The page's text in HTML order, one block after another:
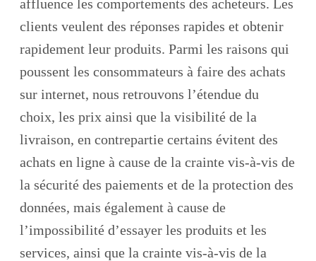
affluence les comportements des acheteurs. Les
clients veulent des réponses rapides et obtenir
rapidement leur produits. Parmi les raisons qui
poussent les consommateurs à faire des achats
sur internet, nous retrouvons l’étendue du
choix, les prix ainsi que la visibilité de la
livraison, en contrepartie certains évitent des
achats en ligne à cause de la crainte vis-à-vis de
la sécurité des paiements et de la protection des
données, mais également à cause de
l’impossibilité d’essayer les produits et les
services, ainsi que la crainte vis-à-vis de la